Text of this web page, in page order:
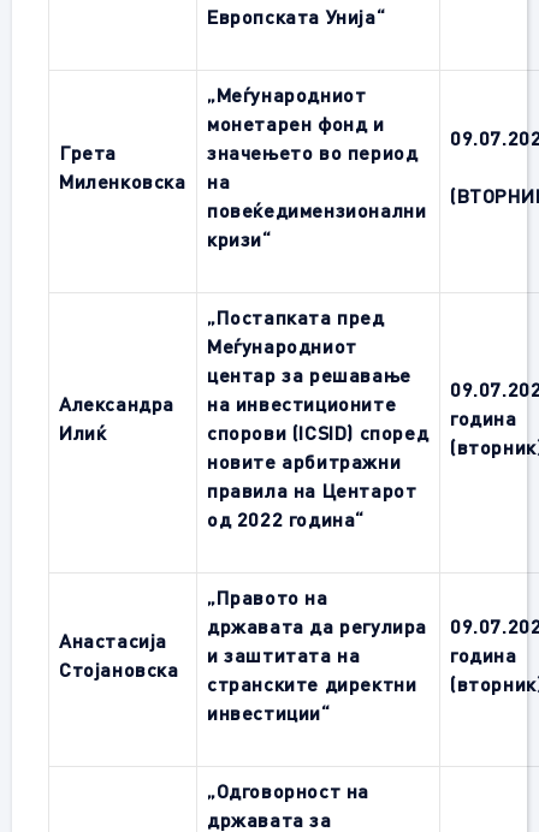
Европската Унија“
Грета
Миленковска
„Меѓународниот
монетарен фонд и
значењето во период
на
повеќедимензионални
кризи“
09.07
Александра
Илиќ
„Постапката пред
Меѓународниот
центар за решавање
на инвестиционите
спорови (ICSID) според
новите арбитражни
правила на Центарот
од 2022 година“
година
Анастасија
Стојановска
„Правото на
државата да регулира
и заштитата на
странските директни
инвестиции“
година
„Одговорност на
државата за